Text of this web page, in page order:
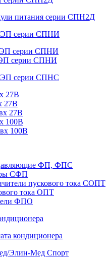
питания серии СПН2Д
серии СПНИ
серии СПНИ
серии СПНИ
серии СПНС
27В
27В
27В
100В
100В
ФП, ФПС
СФП
пускового тока СОПТ
тока ОПТ
ФПО
кондиционера
Элин-Мед Спорт